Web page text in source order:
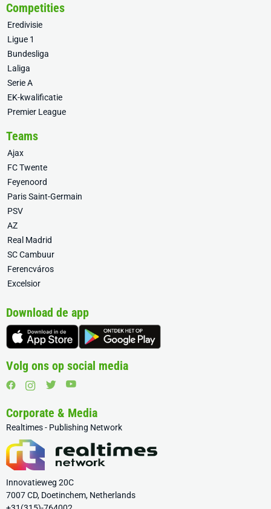
Competities
Eredivisie
Ligue 1
Bundesliga
Laliga
Serie A
EK-kwalificatie
Premier League
Teams
Ajax
FC Twente
Feyenoord
Paris Saint-Germain
PSV
AZ
Real Madrid
SC Cambuur
Ferencváros
Excelsior
Download de app
Volg ons op social media
Corporate & Media
Realtimes - Publishing Network
Innovatieweg 20C
7007 CD, Doetinchem, Netherlands